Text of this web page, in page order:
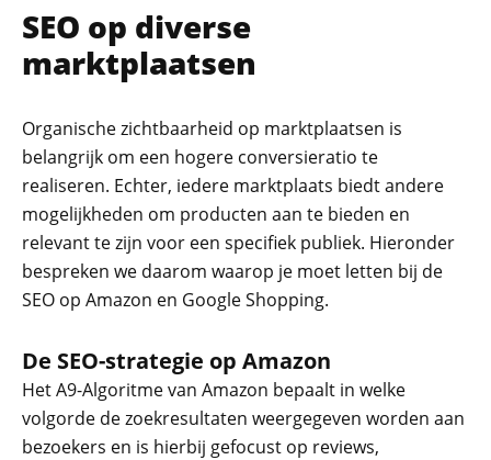
SEO op diverse
marktplaatsen
Organische zichtbaarheid op marktplaatsen is
belangrijk om een hogere conversieratio te
realiseren. Echter, iedere marktplaats biedt andere
mogelijkheden om producten aan te bieden en
relevant te zijn voor een specifiek publiek. Hieronder
bespreken we daarom waarop je moet letten bij de
SEO op Amazon en Google Shopping.
De SEO-strategie op Amazon
Het A9-Algoritme van Amazon bepaalt in welke
volgorde de zoekresultaten weergegeven worden aan
bezoekers en is hierbij gefocust op reviews,